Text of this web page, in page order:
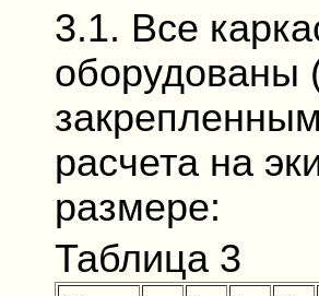
3.1. Все
оборудованы
расчета на
размере:
Таблица 3